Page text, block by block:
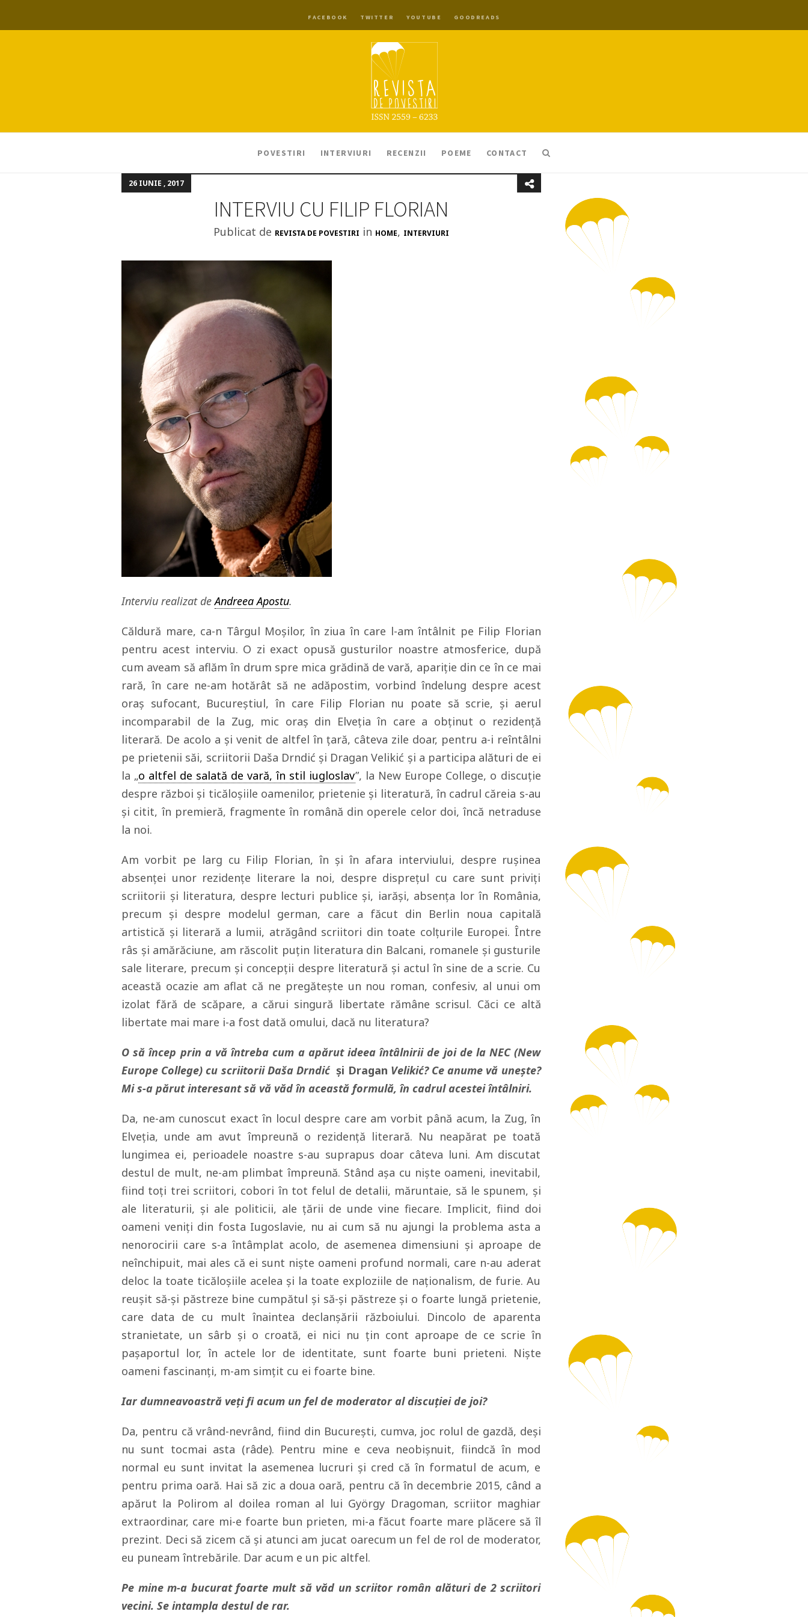
FACEBOOK TWITTER YOUTUBE GOODREADS
POVESTIRI INTERVIURI RECENZII POEME CONTACT
26 IUNIE , 2017
INTERVIU CU FILIP FLORIAN
Publicat de REVISTA DE POVESTIRI in HOME, INTERVIURI
Interviu realizat deAndreea Apostu.
Căldură mare, ca-n Târgul Moşilor, în ziua în care l-am întâlnit pe Filip Florian
pentru acest interviu. O zi exact opusă gusturilor noastre atmosferice, după
cum aveam să aflăm în drum spre mica grădină de vară, apariţie din ce în ce mai
rară, în care ne-am hotărât să ne adăpostim, vorbind îndelung despre acest
oraş sufocant, Bucureştiul, în care Filip Florian nu poate să scrie, şi aerul
incomparabil de la Zug, mic oraş din Elveţia în care a obținut o rezidenţă
literară. De acolo a şi venit de altfel în ţară, câteva zile doar, pentru a-i reîntâlni
pe prietenii săi, scriitorii Daša Drndić şi Dragan Velikić şi a participa alături de ei
la „o altfel de salată de vară, în stil iugloslav”, la New Europe College, o discuţie
despre război şi ticăloşiile oamenilor, prietenie şi literatură, în cadrul căreia s-au
şi citit, în premieră, fragmente în română din operele celor doi, încă netraduse
la noi.
Am vorbit pe larg cu Filip Florian, în şi în afara interviului, despre ruşinea
absenţei unor rezidenţe literare la noi, despre dispreţul cu care sunt priviţi
scriitorii şi literatura, despre lecturi publice şi, iarăşi, absenţa lor în România,
precum şi despre modelul german, care a făcut din Berlin noua capitală
artistică şi literară a lumii, atrăgând scriitori din toate colţurile Europei. Între
râs şi amărăciune, am răscolit puţin literatura din Balcani, romanele şi gusturile
sale literare, precum şi concepţii despre literatură şi actul în sine de a scrie. Cu
această ocazie am aflat că ne pregăteşte un nou roman, confesiv, al unui om
izolat fără de scăpare, a cărui singură libertate rămâne scrisul. Căci ce altă
libertate mai mare i-a fost dată omului, dacă nu literatura?
O să încep prin a vă întreba cum a apărut ideea întâlnirii de joi de la NEC (New
Europe College) cu scriitoriiDaša Drndićşi Dragan Velikić? Ce anume vă uneşte?
Mi s-a părut interesant să vă văd în această formulă, în cadrul acestei întâlniri.
Da, ne-am cunoscut exact în locul despre care am vorbit până acum, la Zug, în
Elveţia, unde am avut împreună o rezidenţă literară. Nu neapărat pe toată
lungimea ei, perioadele noastre s-au suprapus doar câteva luni. Am discutat
destul de mult, ne-am plimbat împreună. Stând aşa cu nişte oameni, inevitabil,
fiind toţi trei scriitori, cobori în tot felul de detalii, măruntaie, să le spunem, şi
ale literaturii, şi ale politicii, ale ţării de unde vine fiecare. Implicit, fiind doi
oameni veniţi din fosta Iugoslavie, nu ai cum să nu ajungi la problema asta a
nenorocirii care s-a întâmplat acolo, de asemenea dimensiuni şi aproape de
neînchipuit, mai ales că ei sunt nişte oameni profund normali, care n-au aderat
deloc la toate ticăloşiile acelea şi la toate exploziile de naţionalism, de furie. Au
reuşit să-şi păstreze bine cumpătul şi să-şi păstreze şi o foarte lungă prietenie,
care data de cu mult înaintea declanşării războiului. Dincolo de aparenta
stranietate, un sârb şi o croată, ei nici nu ţin cont aproape de ce scrie în
paşaportul lor, în actele lor de identitate, sunt foarte buni prieteni. Nişte
oameni fascinanţi, m-am simţit cu ei foarte bine.
Iar dumneavoastră veți fi acum un fel de moderator al discuției de joi?
Da, pentru că vrând-nevrând, fiind din Bucureşti, cumva, joc rolul de gazdă, deşi
nu sunt tocmai asta (râde). Pentru mine e ceva neobişnuit, fiindcă în mod
normal eu sunt invitat la asemenea lucruri şi cred că în formatul de acum, e
pentru prima oară. Hai să zic a doua oară, pentru că în decembrie 2015, când a
apărut la Polirom al doilea roman al lui György Dragoman, scriitor maghiar
extraordinar, care mi-e foarte bun prieten, mi-a făcut foarte mare plăcere să îl
prezint. Deci să zicem că şi atunci am jucat oarecum un fel de rol de moderator,
eu puneam întrebările. Dar acum e un pic altfel.
Pe mine m-a bucurat foarte mult să văd un scriitor român alături de 2 scriitori
vecini. Se intampla destul de rar.